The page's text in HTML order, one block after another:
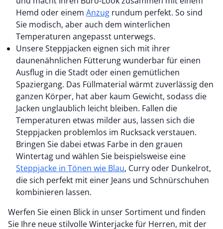
Hemd oder einem Anzug rundum perfekt. So sind
Sie modisch, aber auch dem winterlichen
Temperaturen angepasst unterwegs.
Unsere Steppjacken eignen sich mit ihrer
daunenähnlichen Fütterung wunderbar für einen
Ausflug in die Stadt oder einen gemütlichen
Spaziergang. Das Füllmaterial wärmt zuverlässig den
ganzen Körper, hat aber kaum Gewicht, sodass die
Jacken unglaublich leicht bleiben. Fallen die
Temperaturen etwas milder aus, lassen sich die
Steppjacken problemlos im Rucksack verstauen.
Bringen Sie dabei etwas Farbe in den grauen
Wintertag und wählen Sie beispielsweise eine
Steppjacke in Tönen wie Blau, Curry oder Dunkelrot,
die sich perfekt mit einer Jeans und Schnürschuhen
kombinieren lassen.
Werfen Sie einen Blick in unser Sortiment und finden
Sie Ihre neue stilvolle Winterjacke für Herren, mit der